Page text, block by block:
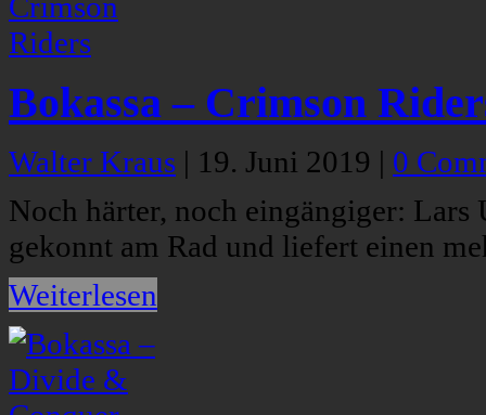
Bokassa – Crimson
Walter Kraus | 19. Juni 2019 | 0
Noch härter, noch eingängiger:
gekonnt am Rad und liefert einen
Weiterlesen